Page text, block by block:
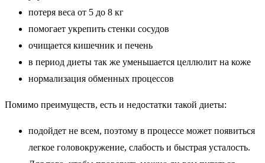
потеря веса от 5 до 8 кг
помогает укрепить стенки сосудов
очищается кишечник и печень
в период диеты так же уменьшается целлюлит на коже
нормализация обменных процессов
Помимо преимуществ, есть и недостатки такой диеты:
подойдет не всем, поэтому в процессе может появиться
легкое головокружение, слабость и быстрая усталость.